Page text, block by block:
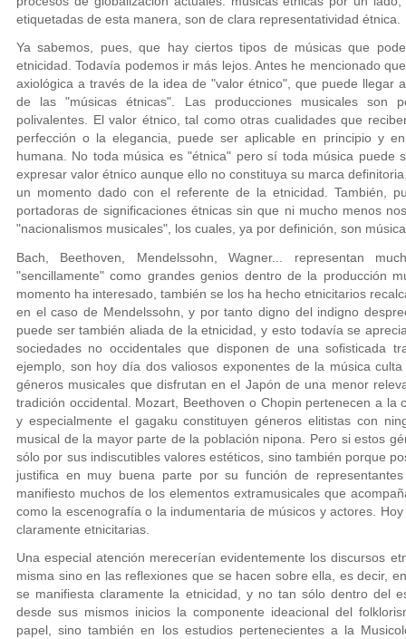
etiquetadas de esta manera, son de clara representatividad étnica.
Ya sabemos, pues, que hay ciertos tipos de músicas que
etnicidad. Todavía podemos ir más lejos. Antes he mencionado
axiológica a través de la idea de "valor étnico", que puede llegar
de las "músicas étnicas". Las producciones musicales son
polivalentes. El valor étnico, tal como otras cualidades que
perfección o la elegancia, puede ser aplicable en principio y
humana. No toda música es "étnica" pero sí toda música puede
expresar valor étnico aunque ello no constituya su marca
un momento dado con el referente de la etnicidad. También,
portadoras de significaciones étnicas sin que ni mucho menos
"nacionalismos musicales", los cuales, ya por definición, son
Bach, Beethoven, Mendelssohn, Wagner... representan
"sencillamente" como grandes genios dentro de la producción
momento ha interesado, también se los ha hecho etnicitarios
en el caso de Mendelssohn, y por tanto digno del indigno
puede ser también aliada de la etnicidad, y esto todavía se
sociedades no occidentales que disponen de una sofisticada
ejemplo, son hoy día dos valiosos exponentes de la música
géneros musicales que disfrutan en el Japón de una menor
tradición occidental. Mozart, Beethoven o Chopin pertenecen a la
y especialmente el gagaku constituyen géneros elitistas con
musical de la mayor parte de la población nipona. Pero si estos
sólo por sus indiscutibles valores estéticos, sino también porque
justifica en muy buena parte por su función de
manifiesto muchos de los elementos extramusicales que
como la escenografía o la indumentaria de músicos y actores.
claramente etnicitarias.
Una especial atención merecerían evidentemente los discursos
misma sino en las reflexiones que se hacen sobre ella, es decir,
se manifiesta claramente la etnicidad, y no tan sólo dentro del
desde sus mismos inicios la componente ideacional del
papel, sino también en los estudios pertenecientes a la